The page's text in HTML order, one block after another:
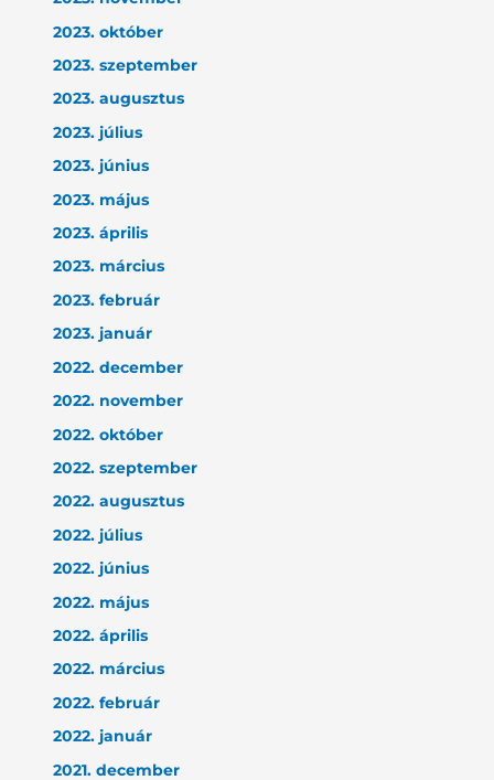
2023. október
2023. szeptember
2023. augusztus
2023. július
2023. június
2023. május
2023. április
2023. március
2023. február
2023. január
2022. december
2022. november
2022. október
2022. szeptember
2022. augusztus
2022. július
2022. június
2022. május
2022. április
2022. március
2022. február
2022. január
2021. december